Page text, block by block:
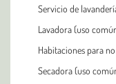
Servicio de
Lavadora (uso
Habitaciones para
Secadora (uso